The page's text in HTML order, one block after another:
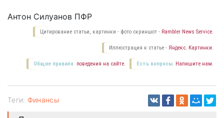
Антон Силуанов ПФР
Цитирование статьи, картинки - фото скриншот - Rambler News Service.
Иллюстрация к статье - Яндекс. Картинки.
Есть вопросы. Напишите нам.
Общие правила поведения на сайте.
Теги: Финансы